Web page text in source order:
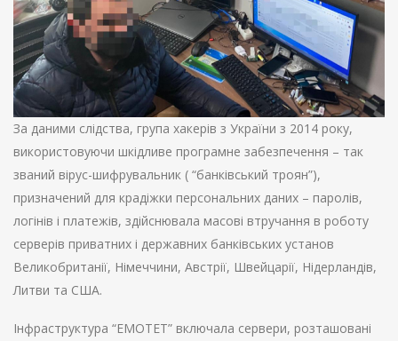
За даними слідства, група хакерів з України з 2014 року,
використовуючи шкідливе програмне забезпечення – так
званий вірус-шифрувальник ( “банківський троян”),
призначений для крадіжки персональних даних – паролів,
логінів і платежів, здійснювала масові втручання в роботу
серверів приватних і державних банківських установ
Великобританії, Німеччини, Австрії, Швейцарії, Нідерландів,
Литви та США.
Інфраструктура “EMOTET” включала сервери, розташовані